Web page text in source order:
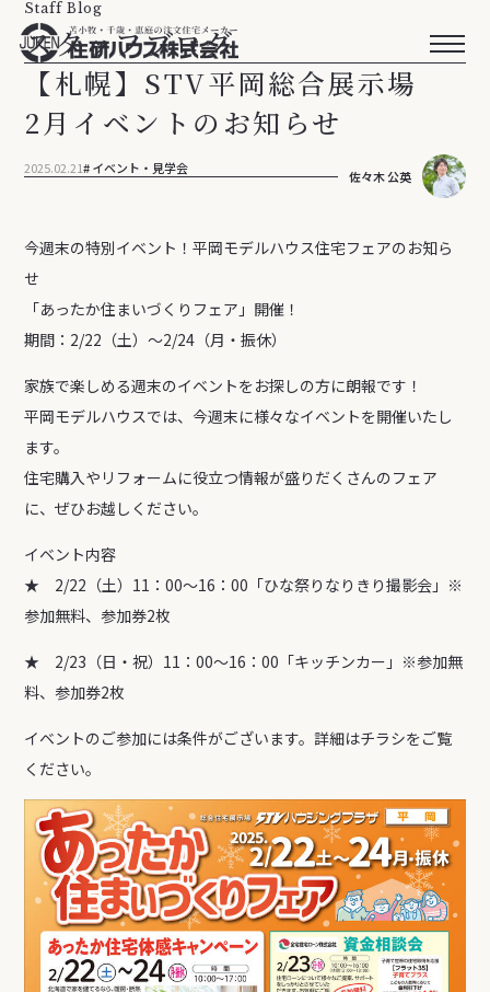
Staff Blog
スタッフブログ
【札幌】STV平岡総合展示場
2月イベントのお知らせ
2025.02.21 イベント・見学会 佐々木 公英
今週末の特別イベント！平岡モデルハウス住宅フェアのお知ら
せ
「あったか住まいづくりフェア」開催！
期間：2/22（土）～2/24（月・振休）
家族で楽しめる週末のイベントをお探しの方に朗報です！
平岡モデルハウスでは、今週末に様々なイベントを開催いたし
ます。
住宅購入やリフォームに役立つ情報が盛りだくさんのフェア
に、ぜひお越しください。
イベント内容
★ 2/22（土）11：00～16：00「ひな祭りなりきり撮影会」※
参加無料、参加券2枚
★ 2/23（日・祝）11：00～16：00「キッチンカー」※参加無
料、参加券2枚
イベントのご参加には条件がございます。詳細はチラシをご覧
ください。